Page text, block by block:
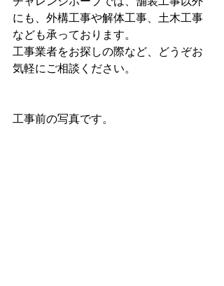
にも、外構工事や解体工事、土木工事
なども承っております。
工事業者をお探しの際など、どうぞお
気軽にご相談ください。
工事前の写真です。